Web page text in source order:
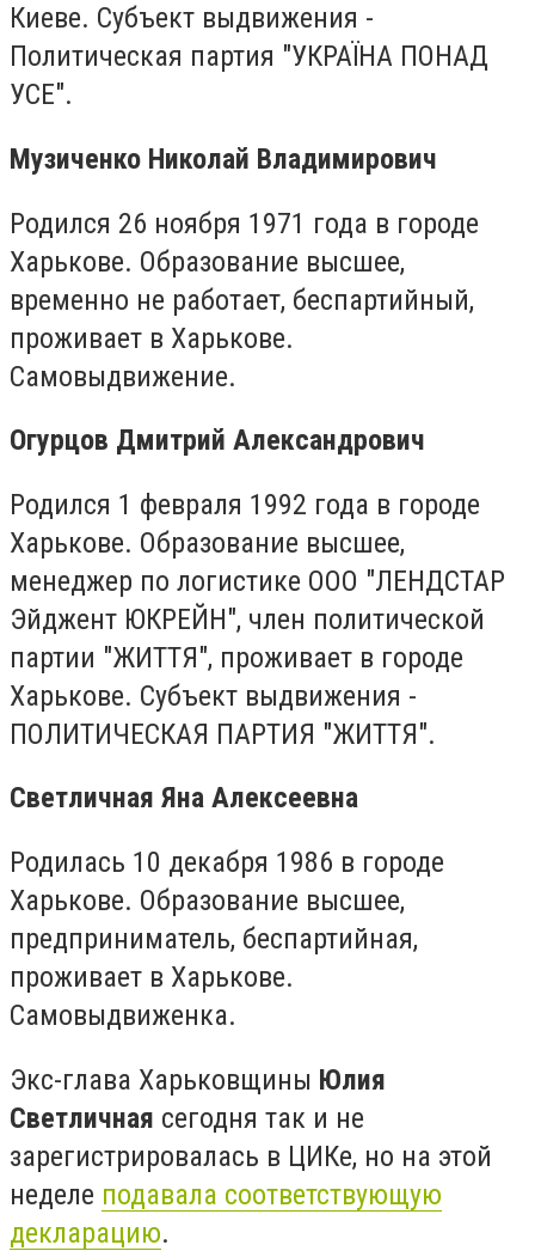
Киеве. Субъект выдвижения -
Политическая партия "УКРАЇНА ПОНАД
УСЕ".
Музиченко Николай Владимирович
Родился 26 ноября 1971 года в городе
Харькове. Образование высшее,
временно не работает, беспартийный,
проживает в Харькове.
Самовыдвижение.
Огурцов Дмитрий Александрович
Родился 1 февраля 1992 года в городе
Харькове. Образование высшее,
менеджер по логистике ООО "ЛЕНДСТАР
Эйджент ЮКРЕЙН", член политической
партии "ЖИТТЯ", проживает в городе
Харькове. Субъект выдвижения -
ПОЛИТИЧЕСКАЯ ПАРТИЯ "ЖИТТЯ".
Светличная Яна Алексеевна
Родилась 10 декабря 1986 в городе
Харькове. Образование высшее,
предприниматель, беспартийная,
проживает в Харькове.
Самовыдвиженка.
Экс-глава Харьковщины Юлия
Светличная сегодня так и не
зарегистрировалась в ЦИКе, но на этой
неделе подавала соответствующую
декларацию.